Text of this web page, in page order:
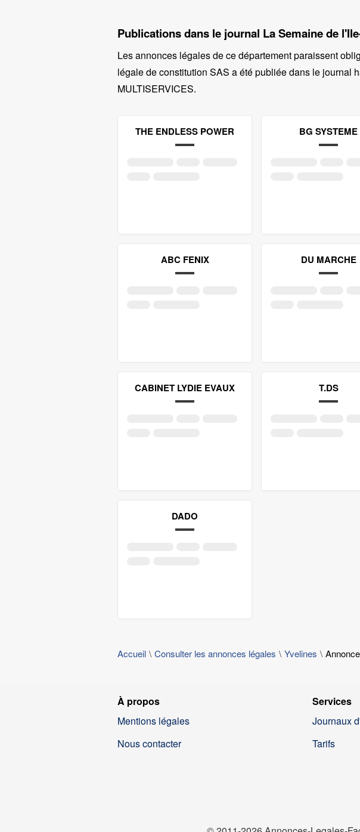
Publications dans le journal La Semaine de
Les annonces légales de ce département paraissent
légale de constitution SAS a été publiée dans le journal
MULTISERVICES.
THE ENDLESS POWER BG SYSTEME
ABC FENIX DU MARCHE
CABINET LYDIE EVAUX T.DS
DADO
Accueil Consulter les annonces légales Yvelines
À propos
Mentions légales
Nous contacter
Services
Journaux
Tarifs